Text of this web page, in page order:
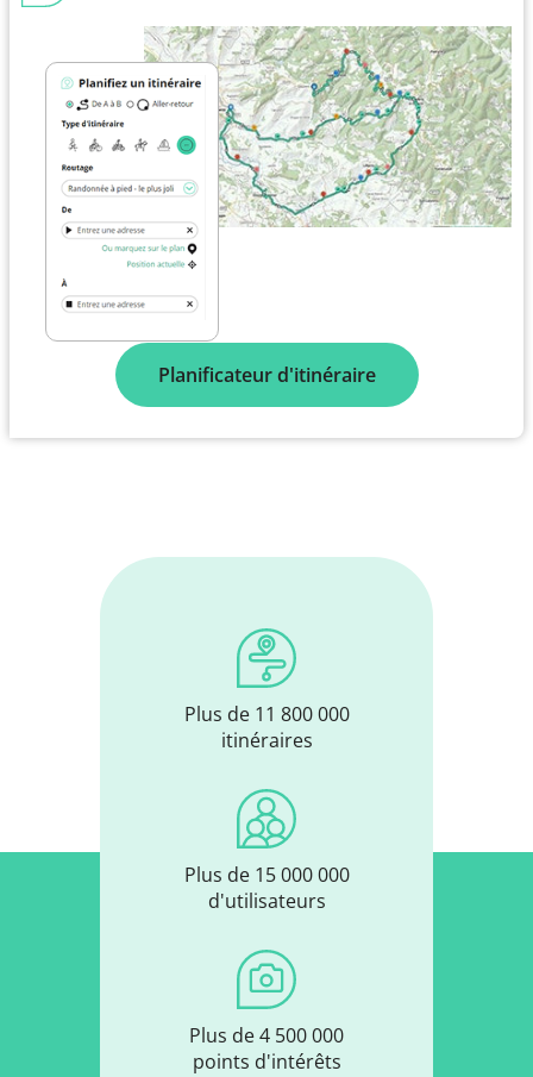
Planificateur d'itinéraire
Plus de 11 800 000
itinéraires
Plus de 15 000 000
d'utilisateurs
Plus de 4 500 000
points d'intérêts